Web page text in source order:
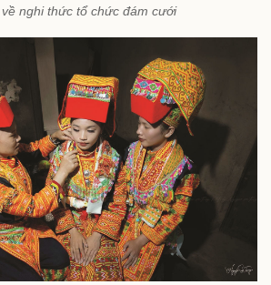
nghi thức tổ chức đám cưới